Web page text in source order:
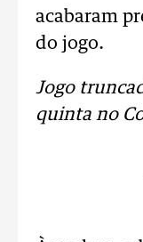
acabaram
do jogo.
Jogo
quinta no